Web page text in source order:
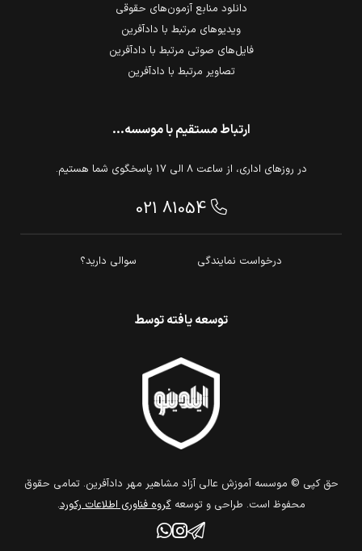
ارتباط مستقیم با موسسه...
در روزهای اداری، از ساعت 8 الی 17 پاسخگوی شما هستیم.
021 81054
درخواست نمایندگی سوالی دارید؟
دانلود منابع آزمون‌های حقوقی
ویدیوهای مرتبط با دادآفرین
فایل‌های صوتی مرتبط با دادآفرین
تصاویر مرتبط با دادآفرین
توسعه یافته توسط
حق كپي © موسسه آموزش عالی آزاد مشاهیر مهر دادآفرین. تمامي حقوق
محفوظ است. طراحي و توسعهگروه فناوري اطلاعات ركورد.